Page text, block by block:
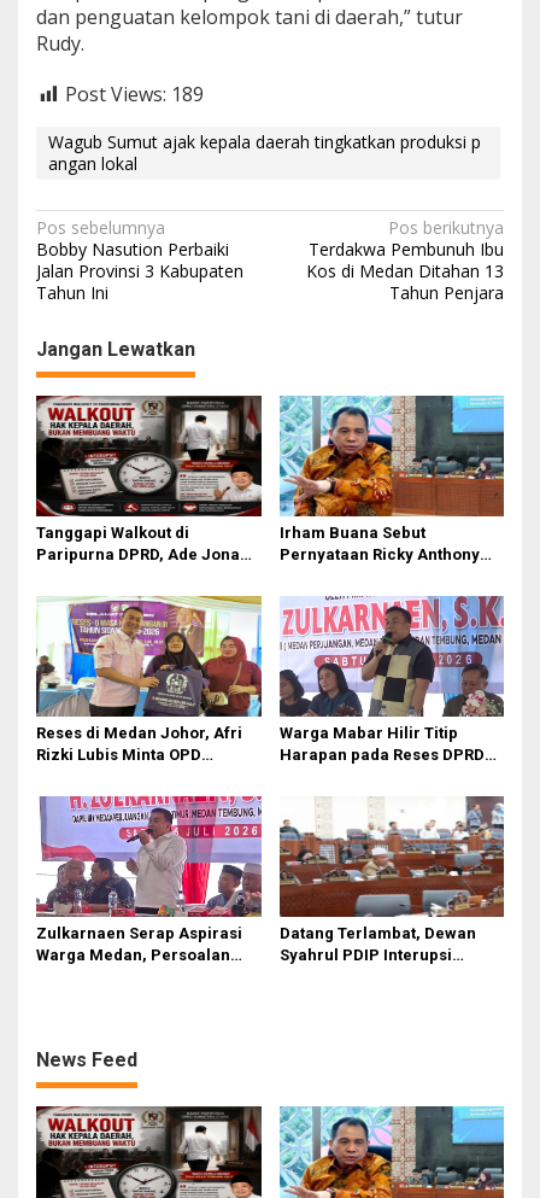
dan penguatan kelompok tani di daerah,” tutur
Rudy.
Post Views: 189
Wagub Sumut ajak kepala daerah tingkatkan produksi p
angan lokal
N
a
v
i
g
a
s
p
o
s
Pos sebelumnya
Bobby Nasution Perbaiki
Jalan Provinsi 3 Kabupaten
Tahun Ini
Pos berikutnya
Terdakwa Pembunuh Ibu
Kos di Medan Ditahan 13
Tahun Penjara
Jangan Lewatkan
Tanggapi Walkout di
Paripurna DPRD, Ade Jona
Sebagai Kepala Daerah
Irham Buana Sebut
Pernyataan Ricky Anthony
Muka Sendiri’ soal Polemik
Paripurna DPRD Sumut
Reses di Medan Johor, Afri
Rizki Lubis Minta OPD
Keluhan Warga
Warga Mabar Hilir Titip
Harapan pada Reses DPRD
Kunjung Surut hingga
Layanan IKD
Zulkarnaen Serap Aspirasi
Warga Medan, Persoalan
Datang Terlambat, Dewan
Syahrul PDIP Interupsi
News Feed